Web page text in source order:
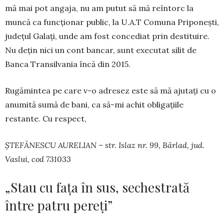
mă mai pot angaja, nu am putut să mă reîn­torc la
muncă ca funcționar public, la U.A.T Co­mu­na Priponești,
județul Galați, unde am fost con­cediat prin destituire.
Nu dețin nici un cont bancar, sunt executat silit de
Banca Transilvania încă din 2015.
Rugămintea pe care v-o adresez este să mă ajutați cu o
anumită sumă de bani, ca să-mi achit obligațiile
restante. Cu respect,
ȘTEFĂNESCU AURELIAN – str. Islaz nr. 99, Bârlad, jud.
Vaslui, cod 731033
„Stau cu fața în sus, sechestrată
între patru pereți”